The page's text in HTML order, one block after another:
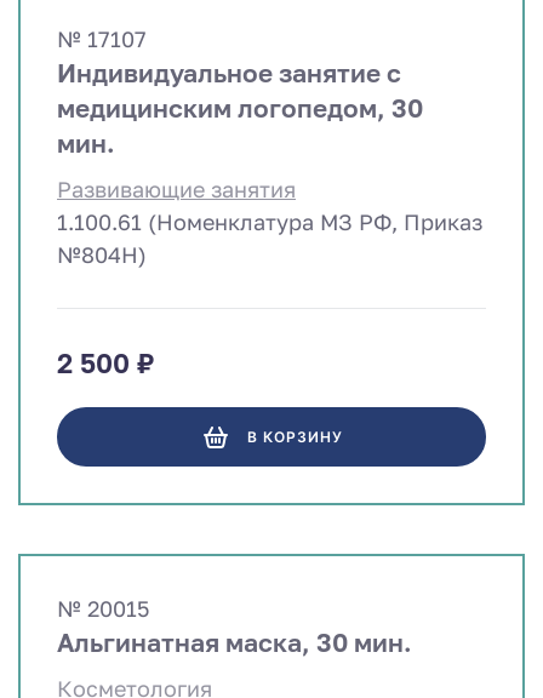
№ 17107
Индивидуальное занятие с
медицинским логопедом, 30
мин.
Развивающие занятия
1.100.61 (Номенклатура МЗ РФ, Приказ
№804Н)
2 500 ₽
В КОРЗИНУ
№ 20015
Альгинатная маска, 30 мин.
Косметология